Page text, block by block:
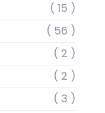
( 15 )
( 56 )
( 2 )
( 2 )
( 3 )